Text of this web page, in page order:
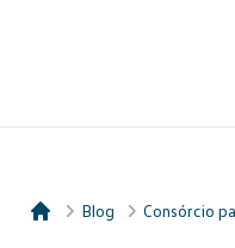
Blog Consórcio